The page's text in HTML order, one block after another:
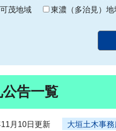
可茂地域
東濃（多治見）地
公告一覧
月10日更新 大垣土木事務